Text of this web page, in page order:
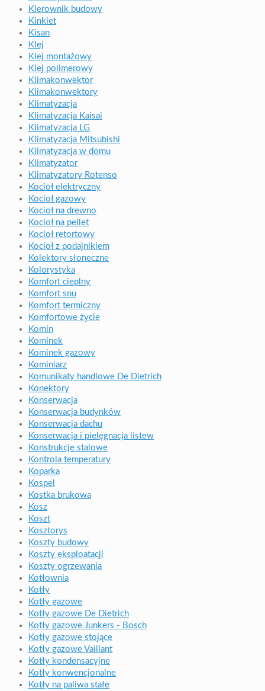
Kierownik budowy
Kinkiet
Kisan
Klej
Klej montażowy
Klej polimerowy
Klimakonwektor
Klimakonwektory
Klimatyzacja
Klimatyzacja Kaisai
Klimatyzacja LG
Klimatyzacja Mitsubishi
Klimatyzacja w domu
Klimatyzator
Klimatyzatory Rotenso
Kocioł elektryczny
Kocioł gazowy
Kocioł na drewno
Kocioł na pellet
Kocioł retortowy
Kocioł z podajnikiem
Kolektory słoneczne
Kolorystyka
Komfort cieplny
Komfort snu
Komfort termiczny
Komfortowe życie
Komin
Kominek
Kominek gazowy
Kominiarz
Komunikaty handlowe De Dietrich
Konektory
Konserwacja
Konserwacja budynków
Konserwacja dachu
Konserwacja i pielęgnacja listew
Konstrukcje stalowe
Kontrola temperatury
Koparka
Kospel
Kostka brukowa
Kosz
Koszt
Kosztorys
Koszty budowy
Koszty eksploatacji
Koszty ogrzewania
Kotłownia
Kotły
Kotły gazowe
Kotły gazowe De Dietrich
Kotły gazowe Junkers - Bosch
Kotły gazowe stojące
Kotły gazowe Vaillant
Kotły kondensacyjne
Kotły konwencjonalne
Kotły na paliwa stałe